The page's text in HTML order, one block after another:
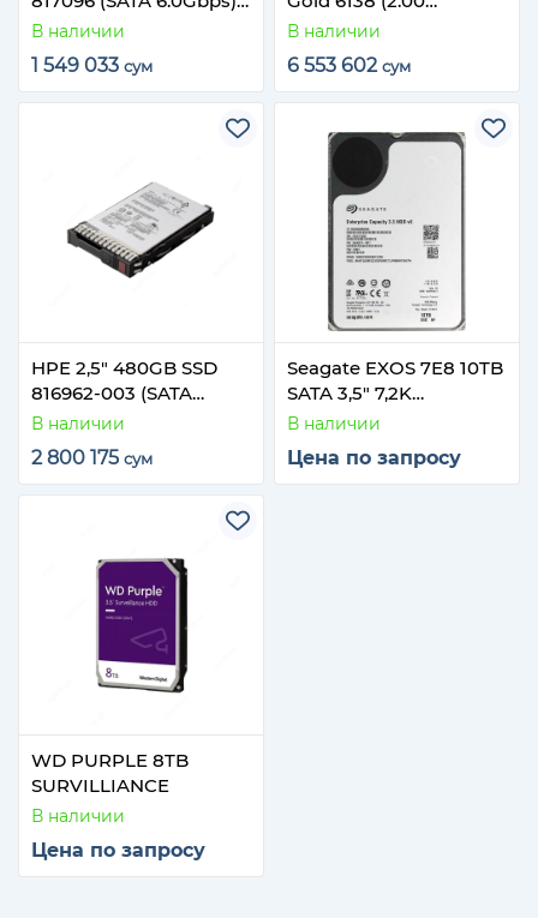
w/ caddy
В наличии
1 549 033 сум
GHz/27,5M/20-core)
Socket S3647
В наличии
6 553 602сум
HPE 2,5" 480GB SSD
816962-003 (SATA
6.0Gbps) (Samsung
SM863 MU)
В наличии
2 800 175 сум
Seagate EXOS 7E8 10TB
SATA 3,5" 7,2K
ST10000NM001G
В наличии
Цена по запросу
WD PURPLE 8TB
SURVILLIANCE
В наличии
Цена по запросу